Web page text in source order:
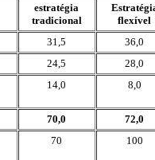
estratégia
tradicional
flexível
31,5
36,0
24,5
28,0
14,0 8,0
70,0
72,0
70 100